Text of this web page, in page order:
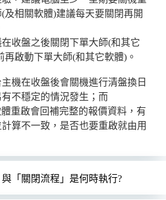
及相關軟體)建議每天要關閉再開
收盤之後關閉下單大師(和其它
啟動下單大師(和其它軟體)。
機在收盤後會關機進行清盤換日
不穩定的情況發生；而
重啟會回補完整的報價資料，有
算不一致，是否也要重啟就由用
與「關閉流程」是何時執行?